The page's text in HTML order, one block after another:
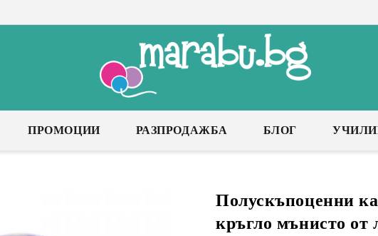
ПРОМОЦИИ РАЗПРОДАЖБА БЛОГ
Полускъпоценни
кръгло мънисто от